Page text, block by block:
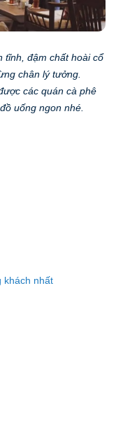
tĩnh, đậm chất hoài cổ
chân lý tưởng.
các quán cà phê
uống ngon nhé.
khách nhất